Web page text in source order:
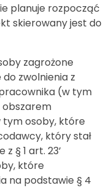
planuje rozpocząć
skierowany jest do
zagrożone
zwolnienia z
(w tym
obszarem
tym osoby, które
który stał
§ 1 art. 23’
które
na podstawie § 4